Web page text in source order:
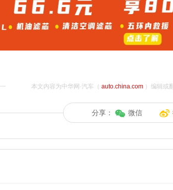
本文内容为中华网·汽车（ auto.china.com）编辑或
分享： 微信